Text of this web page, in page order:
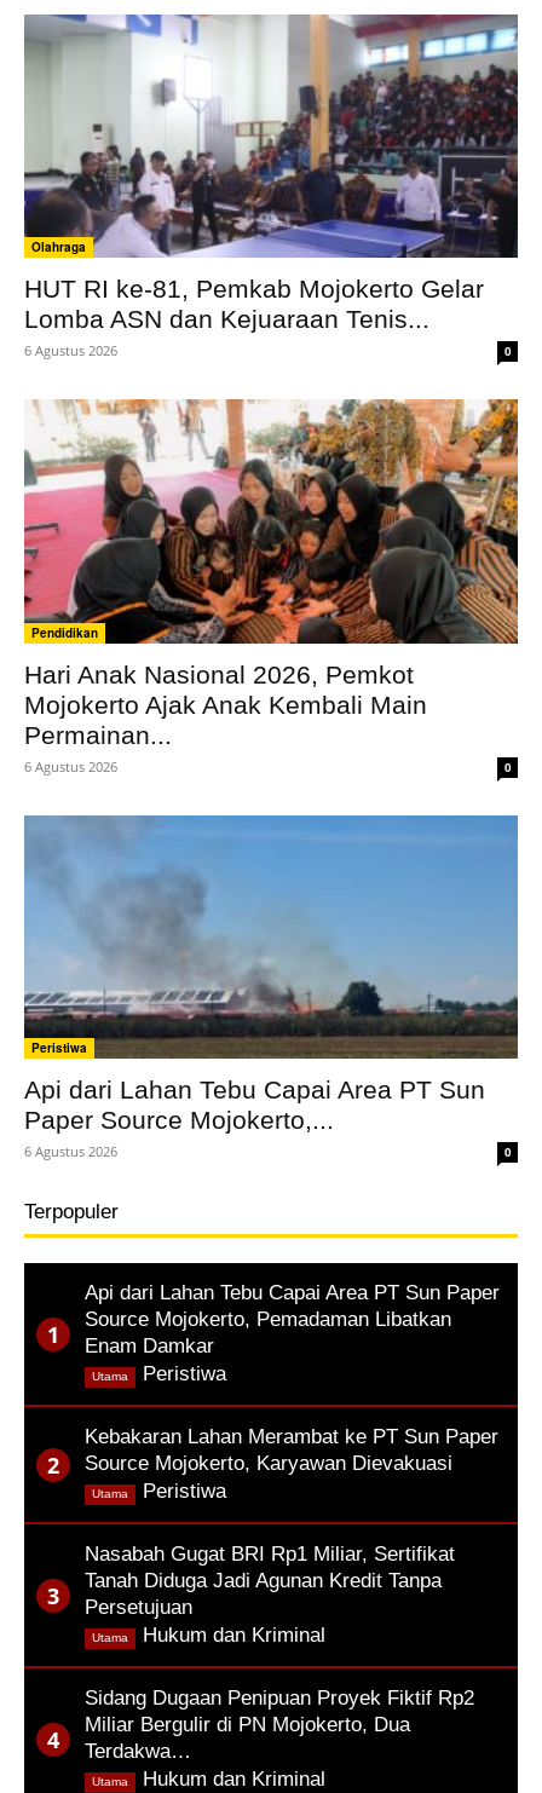
Olahraga
HUT RI ke-81, Pemkab Mojokerto Gelar
Lomba ASN dan Kejuaraan Tenis...
6 Agustus 2026 0
Pendidikan
Hari Anak Nasional 2026, Pemkot
Mojokerto Ajak Anak Kembali Main
Permainan...
6 Agustus 2026 0
Peristiwa
Api dari Lahan Tebu Capai Area PT Sun
Paper Source Mojokerto,...
6 Agustus 2026 0
Terpopuler
Api dari Lahan Tebu Capai Area PT Sun Paper
Source Mojokerto, Pemadaman Libatkan
Enam Damkar
Peristiwa,
Utama
Kebakaran Lahan Merambat ke PT Sun Paper
Source Mojokerto, Karyawan Dievakuasi
Peristiwa,
Utama
Nasabah Gugat BRI Rp1 Miliar, Sertifikat
Tanah Diduga Jadi Agunan Kredit Tanpa
Persetujuan
Hukum dan Kriminal
Utama
Sidang Dugaan Penipuan Proyek Fiktif Rp2
Miliar Bergulir di PN Mojokerto, Dua
Terdakwa…
Hukum dan Kriminal
Utama